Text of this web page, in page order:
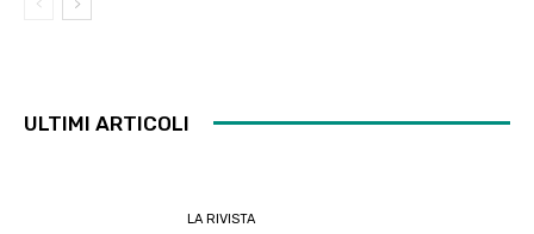
ULTIMI ARTICOLI
LA RIVISTA